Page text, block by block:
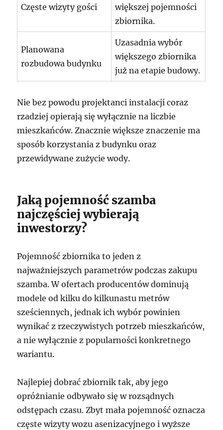
Częste wizyty gości
większej pojemności
zbiornika.
Planowana
rozbudowa budynku
Uzasadnia wybór
większego zbiornika
już na etapie budowy.
Nie bez powodu projektanci instalacji coraz
rzadziej opierają się wyłącznie na liczbie
mieszkańców. Znacznie większe znaczenie ma
sposób korzystania z budynku oraz
przewidywane zużycie wody.
Jaką pojemność szamba
najczęściej wybierają
inwestorzy?
Pojemność zbiornika to jeden z
najważniejszych parametrów podczas zakupu
szamba. W ofertach producentów dominują
modele od kilku do kilkunastu metrów
sześciennych, jednak ich wybór powinien
wynikać z rzeczywistych potrzeb mieszkańców,
a nie wyłącznie z popularności konkretnego
wariantu.
Najlepiej dobrać zbiornik tak, aby jego
opróżnianie odbywało się w rozsądnych
odstępach czasu. Zbyt mała pojemność oznacza
częste wizyty wozu asenizacyjnego i wyższe